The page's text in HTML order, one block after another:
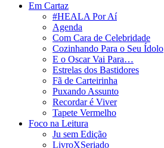
Em Cartaz
#HEALA Por Aí
Agenda
Com Cara de Celebridade
Cozinhando Para o Seu Ídolo
E o Oscar Vai Para…
Estrelas dos Bastidores
Fã de Carteirinha
Puxando Assunto
Recordar é Viver
Tapete Vermelho
Foco na Leitura
Ju sem Edição
LivroXSeriado